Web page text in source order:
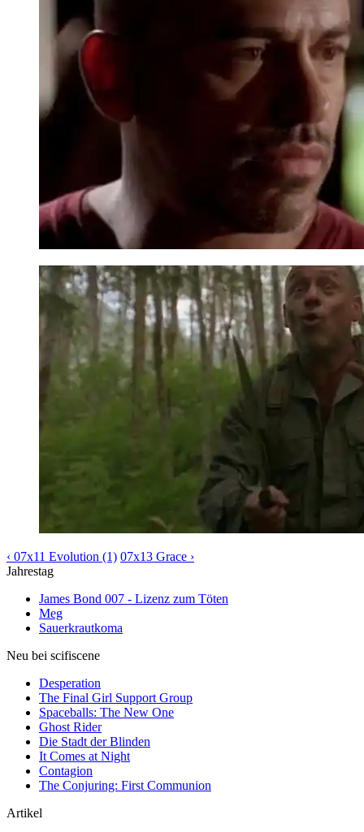
‹ 07x11 Evolution (1) 07x13 Grace ›
Jahrestag
James Bond 007 - Lizenz zum Töten
Meg
Sauerkrautkoma
Neu bei scifiscene
Desperation
The Final Girl Support Group
Spaceballs: The New One
Ghost Rider
Die Stadt der Blinden
It Comes at Night
Contagion
The Conjuring: First Communion
Artikel